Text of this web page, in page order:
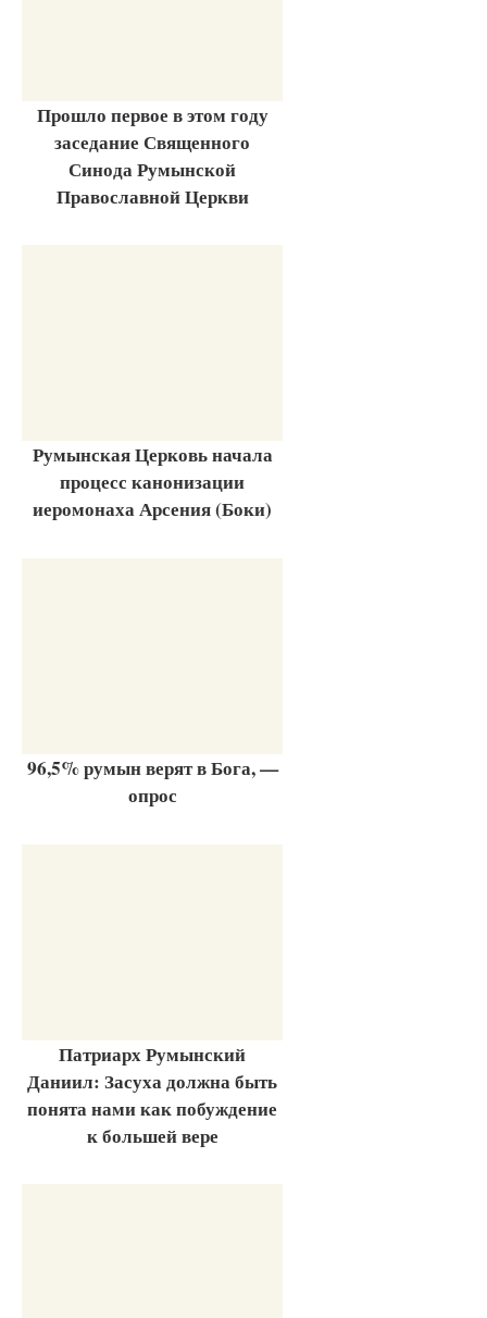
Прошло первое в этом году
заседание Священного
Синода Румынской
Православной Церкви
Румынская Церковь начала
процесс канонизации
иеромонаха Арсения (Боки)
96,5% румын верят в Бога, —
опрос
Патриарх Румынский
Даниил: Засуха должна быть
понята нами как побуждение
к большей вере